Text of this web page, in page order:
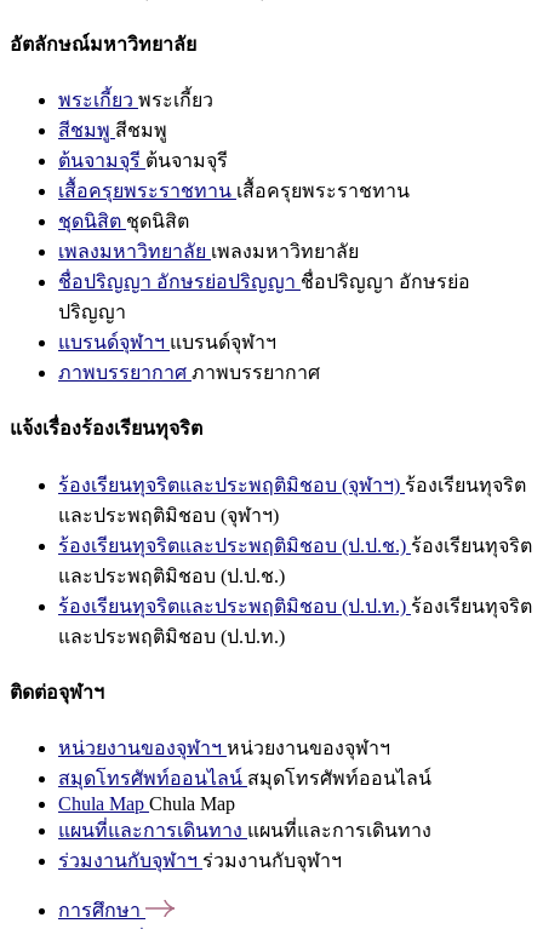
อัตลักษณ์มหาวิทยาลัย
พระเกี้ยว พระเกี้ยว
สีชมพู สีชมพู
ต้นจามจุรี ต้นจามจุรี
เสื้อครุยพระราชทาน เสื้อครุยพระราชทาน
ชุดนิสิต ชุดนิสิต
เพลงมหาวิทยาลัย เพลงมหาวิทยาลัย
ชื่อปริญญา อักษรย่อปริญญา ชื่อปริญญา อักษรย่อ
ปริญญา
แบรนด์จุฬาฯ แบรนด์จุฬาฯ
ภาพบรรยากาศ ภาพบรรยากาศ
แจ้งเรื่องร้องเรียนทุจริต
ร้องเรียนทุจริตและประพฤติมิชอบ (จุฬาฯ) ร้องเรียนทุจริต
และประพฤติมิชอบ (จุฬาฯ)
ร้องเรียนทุจริตและประพฤติมิชอบ (ป.ป.ช.) ร้องเรียนทุจริต
และประพฤติมิชอบ (ป.ป.ช.)
ร้องเรียนทุจริตและประพฤติมิชอบ (ป.ป.ท.) ร้องเรียนทุจริต
และประพฤติมิชอบ (ป.ป.ท.)
ติดต่อจุฬาฯ
หน่วยงานของจุฬาฯ หน่วยงานของจุฬาฯ
สมุดโทรศัพท์ออนไลน์ สมุดโทรศัพท์ออนไลน์
Chula Map Chula Map
แผนที่และการเดินทาง แผนที่และการเดินทาง
ร่วมงานกับจุฬาฯ ร่วมงานกับจุฬาฯ
การศึกษา